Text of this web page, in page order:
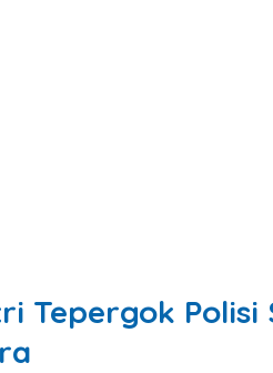
Tepergok Polisi